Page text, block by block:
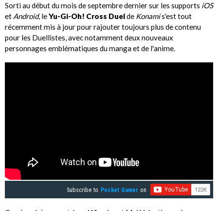
Sorti au début du mois de septembre dernier sur les supports iOS
et Android, leYu-Gi-Oh! Cross Duelde Konamis'est tout
récemment mis à jour pour rajouter toujours plus de contenu
pour les Duellistes, avec notamment deux nouveaux
personnages emblématiques du manga et de l'anime.
Subscribe to Pocket Gamer on